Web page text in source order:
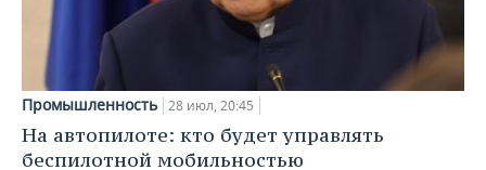
Промышленность 28 июл, 20:45
На автопилоте: кто будет управлять
беспилотной мобильностью